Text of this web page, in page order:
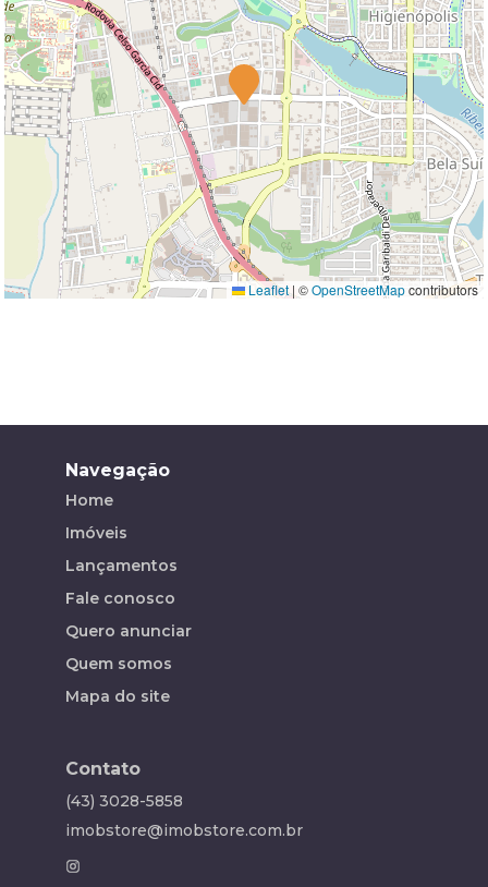
Leaflet | ©OpenStreetMapcontributors
Navegação
Home
Imóveis
Lançamentos
Fale conosco
Quero anunciar
Quem somos
Mapa do site
Contato
(43) 3028-5858
imobstore@imobstore.com.br